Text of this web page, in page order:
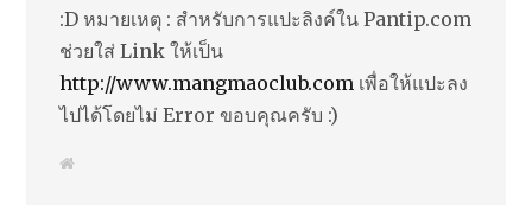
:D หมายเหตุ : สำหรับการแปะลิงค์ใน Pantip.com
ช่วยใส่ Link ให้เป็น
http://www.mangmaoclub.com เพื่อให้แปะลง
ไปได้โดยไม่ Error ขอบคุณครับ :)